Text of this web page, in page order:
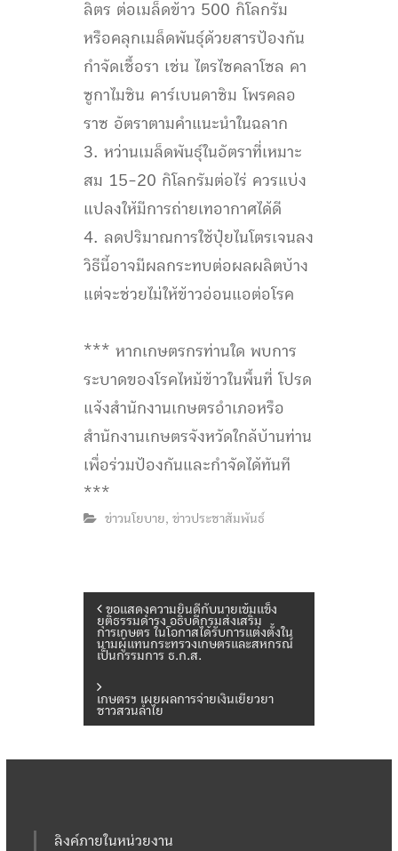
ลิตร ต่อเมล็ดข้าว 500 กิโลกรัม
หรือคลุกเมล็ดพันธุ์ด้วยสารป้องกัน
กำจัดเชื้อรา เช่น ไตรไซคลาโซล คา
ซูกาไมซิน คาร์เบนดาซิม โพรคลอ
ราซ อัตราตามคำแนะนำในฉลาก
3. หว่านเมล็ดพันธุ์ในอัตราที่เหมาะ
สม 15-20 กิโลกรัมต่อไร่ ควรแบ่ง
แปลงให้มีการถ่ายเทอากาศได้ดี
4. ลดปริมาณการใช้ปุ๋ยไนโตรเจนลง
วิธีนี้อาจมีผลกระทบต่อผลผลิตบ้าง
แต่จะช่วยไม่ให้ข้าวอ่อนแอต่อโรค
*** หากเกษตรกรท่านใด พบการ
ระบาดของโรคไหม้ข้าวในพื้นที่ โปรด
แจ้งสำนักงานเกษตรอำเภอหรือ
สำนักงานเกษตรจังหวัดใกล้บ้านท่าน
เพื่อร่วมป้องกันและกำจัดได้ทันที
***
ข่าวนโยบาย,ข่าวประชาสัมพันธ์
แ
ขอแสดงความยินดีกับนายเข้มแข็ง
ยุติธรรมดำรง อธิบดีกรมส่งเสริม
การเกษตร ในโอกาสได้รับการแต่งตั้งใน
นามผู้แทนกระทรวงเกษตรและสหกรณ์
เป็นกรรมการ ธ.ก.ส.
เกษตรฯ เผยผลการจ่ายเงินเยียวยา
ชาวสวนลำไย
ลิงค์ภายในหน่วยงาน